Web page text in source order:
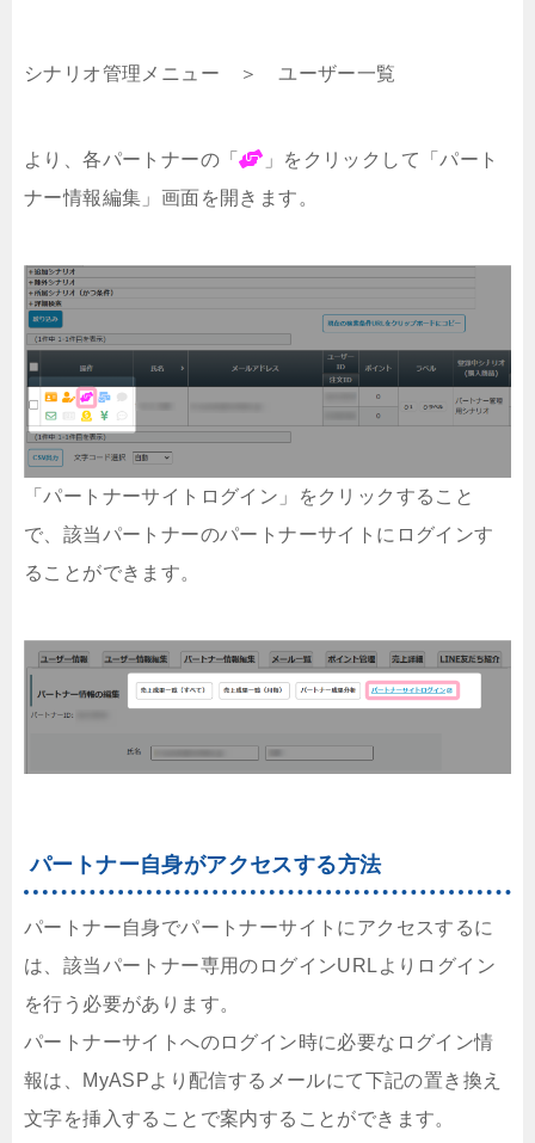
シナリオ管理メニュー ＞ ユーザー一覧
より、各パートナーの「
」をクリックして「パート
ナー情報編集」画面を開きます。
「パートナーサイトログイン」をクリックすること
で、該当パートナーのパートナーサイトにログインす
ることができます。
パートナー自身がアクセスする方法
パートナー自身でパートナーサイトにアクセスするに
は、該当パートナー専用のログインURLよりログイン
を行う必要があります。
パートナーサイトへのログイン時に必要なログイン情
報は、MyASPより配信するメールにて下記の置き換え
文字を挿入することで案内することができます。